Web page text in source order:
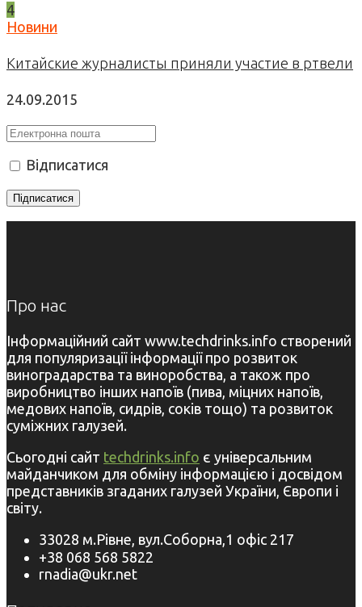
4
Новини
Китайские журналисты приняли участие в ртвели
24.09.2015
Відписатися
Про нас
Інформаційний сайт www.techdrinks.info створений
для популяризації інформації про розвиток
виноградарства та виноробства, а також про
виробництво інших напоїв (пива, міцних напоїв,
медових напоїв, сидрів, соків тощо) та розвиток
суміжних галузей.
Сьогодні сайт techdrinks.info є універсальним
майданчиком для обміну інформацією і досвідом
представників згаданих галузей України, Європи і
світу.
33028 м.Рівне, вул.Соборна,1 офіс 217
+38 068 568 5822
rnadia@ukr.net